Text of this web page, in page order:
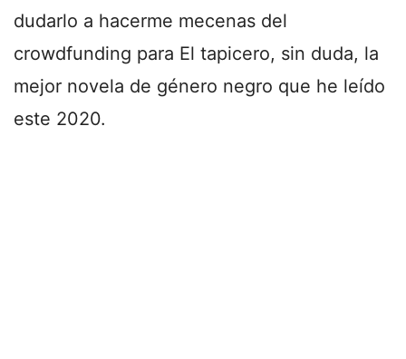
dudarlo a hacerme mecenas del
crowdfunding para El tapicero, sin duda, la
mejor novela de género negro que he leído
este 2020.